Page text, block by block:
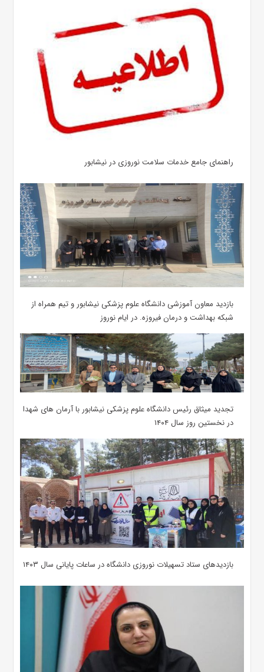
راهنمای جامع خدمات سلامت نوروزی در نیشابور
بازدید معاون آموزشی دانشگاه علوم پزشکی نیشابور و تیم همراه از
شبکه بهداشت و درمان فیروزه. در ایام نوروز
تجدید میثاق رئیس دانشگاه علوم پزشکی نیشابور با آرمان های شهدا
در نخستین روز سال ۱۴۰۴
بازدیدهای ستاد تسهیلات نوروزی دانشگاه در ساعات پایانی سال ۱۴۰۳